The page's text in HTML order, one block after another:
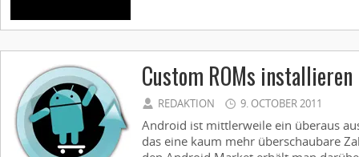
Custom ROMs installieren
REDAKTION 9. OCTOBER 2011
Android ist mittlerweile ein überaus
das eine kaum mehr überschaubare